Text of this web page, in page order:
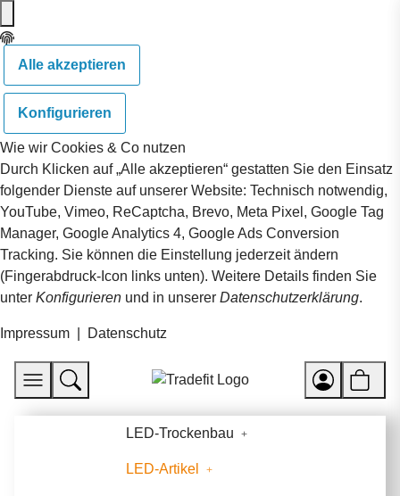
Alle akzeptieren
Konfigurieren
Wie wir Cookies & Co nutzen
Durch Klicken auf „Alle akzeptieren“ gestatten Sie den Einsatz
folgender Dienste auf unserer Website: Technisch notwendig,
YouTube, Vimeo, ReCaptcha, Brevo, Meta Pixel, Google Tag
Manager, Google Analytics 4, Google Ads Conversion
Tracking. Sie können die Einstellung jederzeit ändern
(Fingerabdruck-Icon links unten). Weitere Details finden Sie
unter Konfigurieren und in unserer Datenschutzerklärung.
Impressum Datenschutz
LED-Trockenbau
LED-Artikel